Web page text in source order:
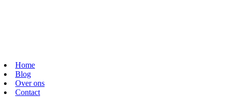
Home
Blog
Over ons
Contact